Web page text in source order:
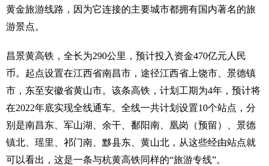
黄金旅游线路，因为它连接的主要城市都拥有国内著名的旅
游景点。
昌景黄高铁，全长为290公里，预计投入资金470亿元人民
币。起点设置在江西省南昌市，途径江西省上饶市、景德镇
市，东至安徽省黄山市。该条高铁，计划工期为4年，预计将
在2022年底实现全线通车。全线一共计划设置10个站点，分
别是南昌东、军山湖、余干、鄱阳南、凰岗（预留）、景德
镇北、瑶里、祁门南、黟县东、黄山北，从这些经由站点就
可以看出，这是一条与杭黄高铁同样的“旅游专线”。